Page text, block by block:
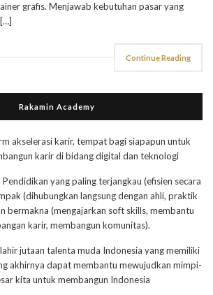
grafis. Menjawab kebutuhan pasar yang
Continue Reading
Rakamin Academy
akselerasi karir, tempat bagi siapapun untuk
karir di bidang digital dan teknologi
yang paling terjangkau (efisien secara
(dihubungkan langsung dengan ahli, praktik
bermakna (mengajarkan soft skills, membantu
karir, membangun komunitas).
jutaan talenta muda Indonesia yang memiliki
akhirnya dapat membantu mewujudkan mimpi-
kita untuk membangun Indonesia